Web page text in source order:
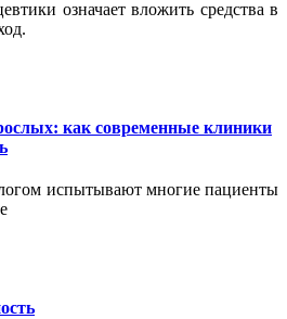
означает вложить средства в
как современные клиники
испытывают многие пациенты